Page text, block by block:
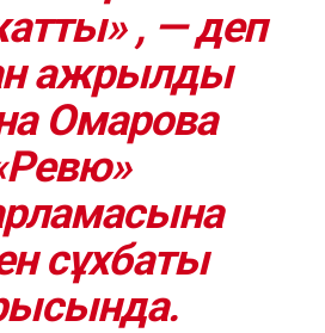
, — деп
ажрылды
Омарова
сұхбаты